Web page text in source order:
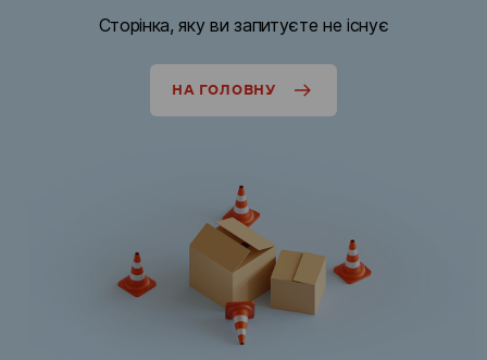
Сторінка, яку ви запитуєте не існує
НА ГОЛОВНУ